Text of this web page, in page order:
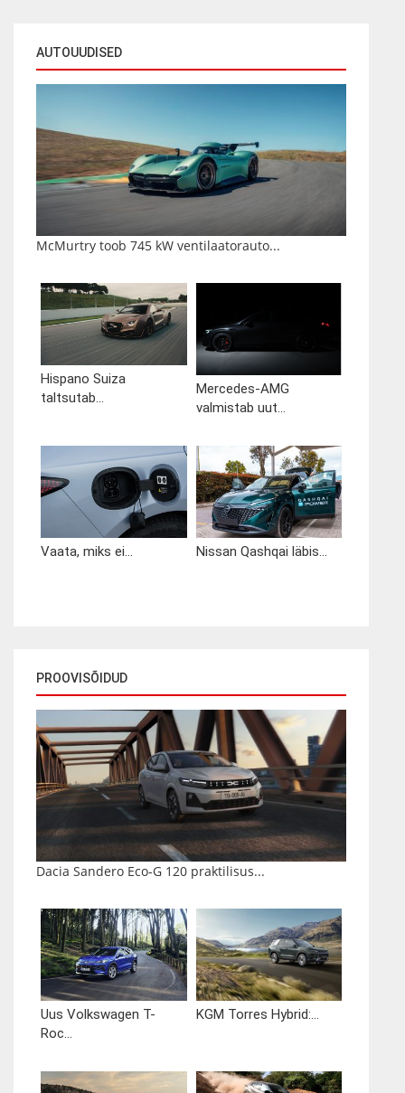
AUTOUUDISED
McMurtry toob 745 kW ventilaatorauto...
Hispano Suiza
taltsutab...
Mercedes-AMG
valmistab uut...
Vaata, miks ei... Nissan Qashqai läbis...
PROOVISÕIDUD
Dacia Sandero Eco-G 120 praktilisus...
Uus Volkswagen T-
Roc...
KGM Torres Hybrid:...